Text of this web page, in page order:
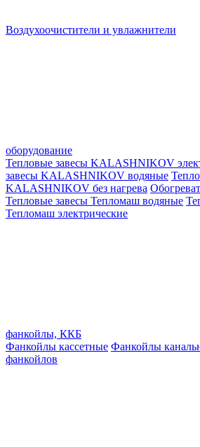
Воздухоочистители и увлажнители
оборудование
Тепловые завесы KALASHNIKOV
завесы KALASHNIKOV водяные
KALASHNIKOV без нагрева
Тепловые завесы Тепломаш водяные
Тепломаш электрические
фанкойлы, ККБ
Фанкойлы кассетные Фанкойлы
фанкойлов